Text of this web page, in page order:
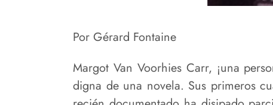
Por Gérard Fontaine
Margot Van Voorhies Carr, ¡una
digna de una novela. Sus primeros